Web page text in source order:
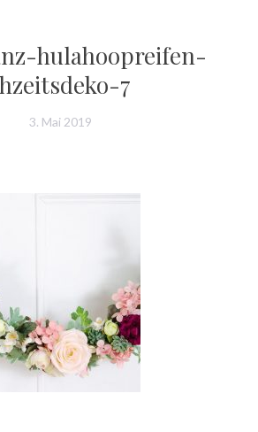
hulahoopreifen-
7
3. Mai 2019